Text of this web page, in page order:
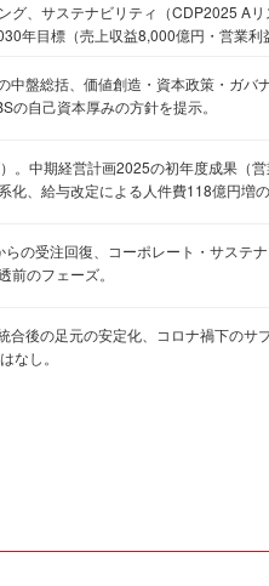
グ、サステナビリティ（CDP2025 A
年目標（売上収益8,000億円・営業利
盤総括、価値創造・資本政策・ガバ
自己資本厚みの方針を提示。
。中期経営計画2025の初年度成果（
、給与改定による人件費118億円増の
の受注回復、コーポレート・サステナ
のフェーズ。
合後の足元の安定化、コロナ禍下のサ
なし。